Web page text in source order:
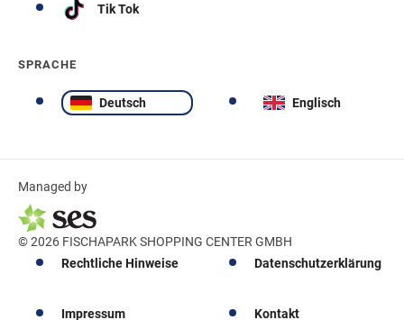
Tik Tok
SPRACHE
Deutsch Englisch
Managed by
© 2026 FISCHAPARK SHOPPING CENTER GMBH
Rechtliche Hinweise
Datenschutzerklärung
Impressum Kontakt